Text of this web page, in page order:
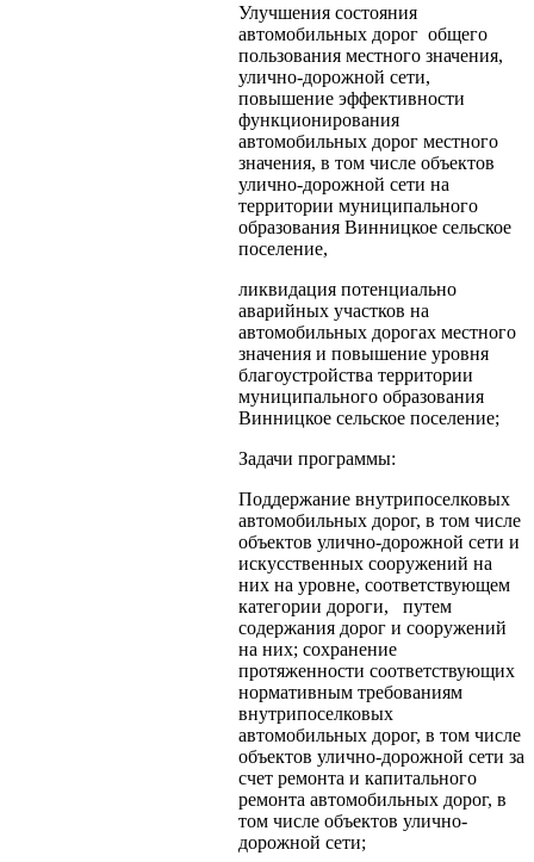
Улучшения состояния
автомобильных дорог общего
пользования местного значения,
улично-дорожной сети,
повышение эффективности
функционирования
автомобильных дорог местного
значения, в том числе объектов
улично-дорожной сети на
территории муниципального
образования Винницкое сельское
поселение,
ликвидация потенциально
аварийных участков на
автомобильных дорогах местного
значения и повышение уровня
благоустройства территории
муниципального образования
Винницкое сельское поселение;
Задачи программы:
Поддержание внутрипоселковых
автомобильных дорог, в том числе
объектов улично-дорожной сети и
искусственных сооружений на
них на уровне, соответствующем
категории дороги, путем
содержания дорог и сооружений
на них; сохранение
протяженности соответствующих
нормативным требованиям
внутрипоселковых
автомобильных дорог, в том числе
объектов улично-дорожной сети за
счет ремонта и капитального
ремонта автомобильных дорог, в
том числе объектов улично-
дорожной сети;